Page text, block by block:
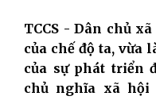
TCCS - Dân chủ
của chế độ ta, vừa
của sự phát triển
chủ nghĩa xã hội